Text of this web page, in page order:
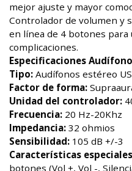
mejor ajuste y mayor
Controlador de volumen y
en línea de 4 botones para
complicaciones.
Especificaciones
Tipo: Audífonos estéreo
Factor de forma:
Unidad del controlador:
Frecuencia: 20 Hz-20Khz
Impedancia: 32 ohmios
Sensibilidad: 105 dB +/-3
Características
botones (Vol +, Vol -,